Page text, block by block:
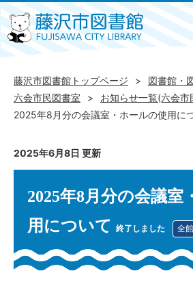
藤沢市図書館トップページ
図書館・
六会市民図書室
お知らせ一覧(六会市
2025年8月分の会議室・ホールの使用に
2025年6月8日 更新
2025年8月分の会議室
用について
終了しました 全館